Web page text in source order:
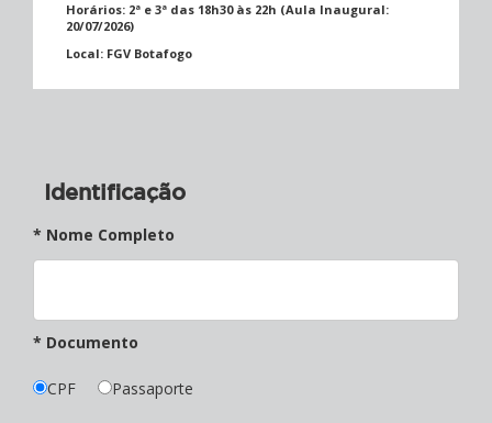
Horários: 2ª e 3ª das 18h30 às 22h (Aula Inaugural:
20/07/2026)
Local: FGV Botafogo
Identificação
* Nome Completo
* Documento
CPF Passaporte